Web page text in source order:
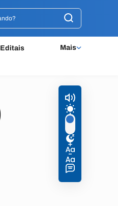
Editais Mais